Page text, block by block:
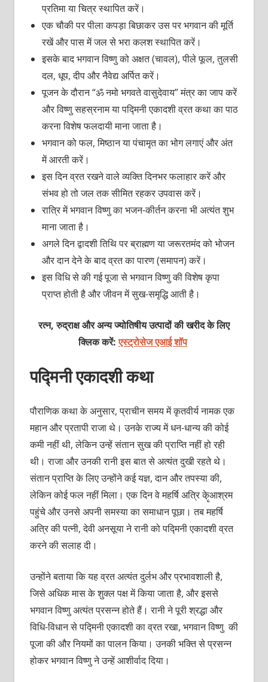
प्रतिमा या चित्र स्थापित करें।
एक चौकी पर पीला कपड़ा बिछाकर उस पर भगवान की मूर्ति
रखें और पास में जल से भरा कलश स्थापित करें।
इसके बाद भगवान विष्णु को अक्षत (चावल), पीले फूल, तुलसी
दल, धूप, दीप और नैवेद्य अर्पित करें।
पूजन के दौरान “ॐ नमो भगवते वासुदेवाय” मंत्र का जाप करें
और विष्णु सहस्रनाम या पद्मिनी एकादशी व्रत कथा का पाठ
करना विशेष फलदायी माना जाता है।
भगवान को फल, मिष्ठान या पंचामृत का भोग लगाएं और अंत
में आरती करें।
इस दिन व्रत रखने वाले व्यक्ति दिनभर फलाहार करें और
संभव हो तो जल तक सीमित रहकर उपवास करें।
रात्रि में भगवान विष्णु का भजन-कीर्तन करना भी अत्यंत शुभ
माना जाता है।
अगले दिन द्वादशी तिथि पर ब्राह्मण या जरूरतमंद को भोजन
और दान देने के बाद व्रत का पारण (समापन) करें।
इस विधि से की गई पूजा से भगवान विष्णु की विशेष कृपा
प्राप्त होती है और जीवन में सुख-समृद्धि आती है।
रत्न, रुद्राक्ष और अन्य ज्योतिषीय उत्पादों की खरीद के लिए
क्लिक करें:एस्ट्रोसेज एआई शॉप
पद्मिनी एकादशी कथा
पौराणिक कथा के अनुसार, प्राचीन समय में कृतवीर्य नामक एक
महान और प्रतापी राजा थे। उनके राज्य में धन-धान्य की कोई
कमी नहीं थी, लेकिन उन्हें संतान सुख की प्राप्ति नहीं हो रही
थी। राजा और उनकी रानी इस बात से अत्यंत दुखी रहते थे।
संतान प्राप्ति के लिए उन्होंने कई यज्ञ, दान और तपस्या की,
लेकिन कोई फल नहीं मिला। एक दिन वे महर्षि अत्रि के़ृआश्रम
पहुंचे और उनसे अपनी समस्या का समाधान पूछा। तब महर्षि
अत्रि की पत्नी, देवी अनसूया ने रानी को पद्मिनी एकादशी व्रत
करने की सलाह दी।
उन्होंने बताया कि यह व्रत अत्यंत दुर्लभ और प्रभावशाली है,
जिसे अधिक मास के शुक्ल पक्ष में किया जाता है, और इससे
भगवान विष्णु अत्यंत प्रसन्न होते हैं। रानी ने पूरी श्रद्धा और
विधि-विधान से पद्मिनी एकादशी का व्रत रखा, भगवान विष्णु की
पूजा की और नियमों का पालन किया। उनकी भक्ति से प्रसन्न
होकर भगवान विष्णु ने उन्हें आशीर्वाद दिया।